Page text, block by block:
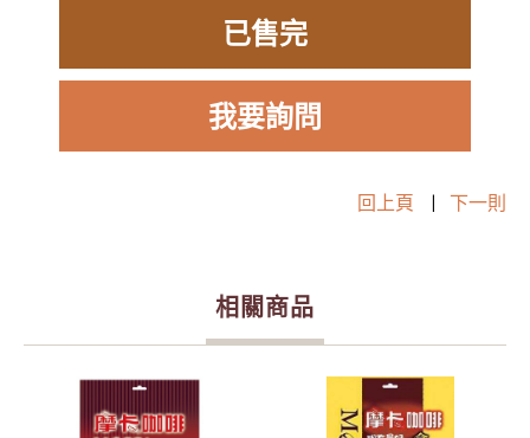
已售完
我要詢問
回上頁 | 下一則
相關商品